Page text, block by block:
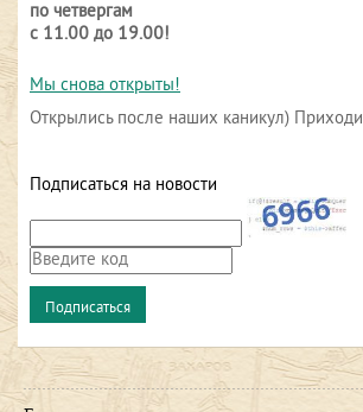
по четвергам
с 11.00 до 19.00!
Мы снова открыты!
Открылись после наших каникул)
Подписаться на новости